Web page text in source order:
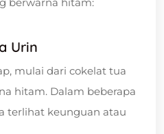
Urin
mulai dari cokelat tua
hitam. Dalam beberapa
terlihat keunguan atau